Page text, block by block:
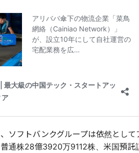
ソフトバンクグループは依然として
通株28億3920万9112株、米国預託